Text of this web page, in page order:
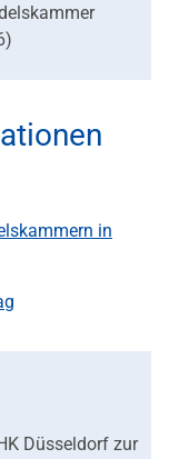
in
Düsseldorf zur